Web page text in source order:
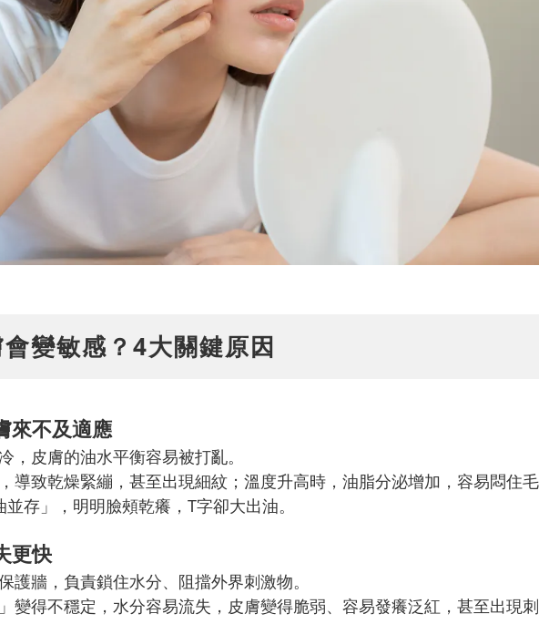
變敏感？4大關鍵原因
來不及適應
皮膚的油水平衡容易被打亂。
導致乾燥緊繃，甚至出現細紋；溫度升高時，油脂分泌增加，容易悶住
存」，明明臉頰乾癢，T字卻大出油。
更快
護牆，負責鎖住水分、阻擋外界刺激物。
變得不穩定，水分容易流失，皮膚變得脆弱、容易發癢泛紅，甚至出現